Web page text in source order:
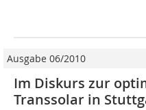
Ausgabe 06/2010
Im Diskurs zur
Transsolar in